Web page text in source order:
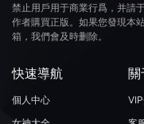
禁止用戶用于商業行爲，并請
作者購買正版。如果您發現本
箱，我們會及時删除。
快速導航
個人中心
關